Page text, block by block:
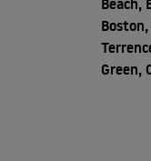
Green,